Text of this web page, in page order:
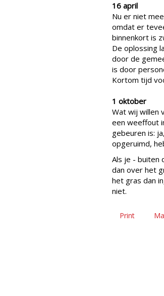
16 april
Nu er niet
omdat er
binnenkort is
De oplossing
door de
is door
Kortom tijd
1 oktober
Wat wij willen
een weeffout
gebeuren is:
opgeruimd,
Als je - buiten
dan over het
het gras dan
niet.
Print